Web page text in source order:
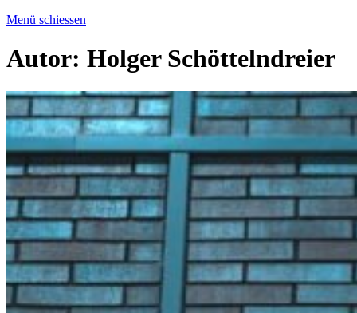
Menü schiessen
Autor: Holger Schöttelndreier